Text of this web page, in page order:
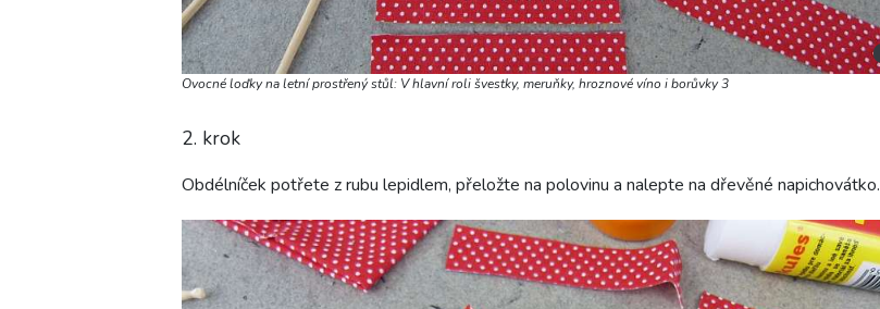
Ovocné loďky na letní prostřený stůl: V hlavní roli švestky, meruňky, hroznové víno i borůvky 3
2. krok
Obdélníček potřete z rubu lepidlem, přeložte na polovinu a nalepte na dřevěné napichovátko.